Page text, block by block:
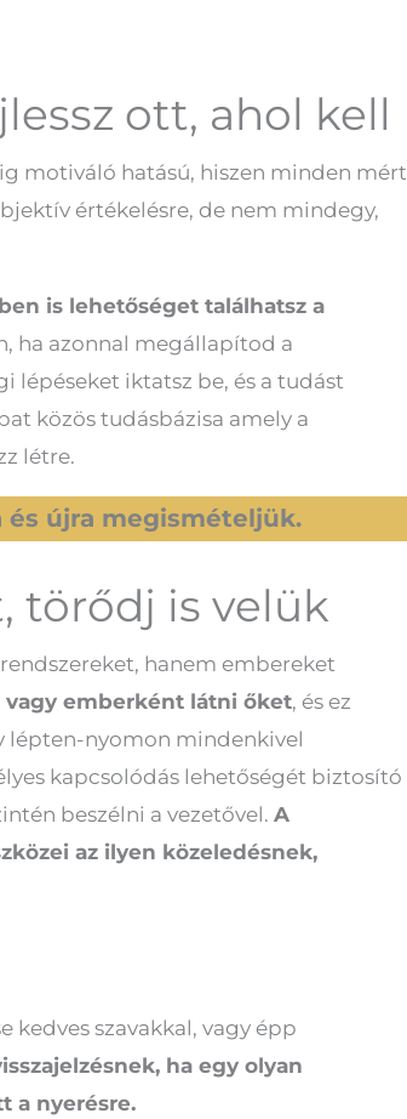
ott, ahol kell
motiváló hatású, hiszen minden mért
értékelésre, de nem mindegy,
is lehetőséget találhatsz a
ha azonnal megállapítod a
lépéseket iktatsz be, és a tudást
közös tudásbázisa amely a
létre.
és újra megismételjük.
törődj is velük
hanem embereket
vagy emberként látni őket, és ez
lépten-nyomon mindenkivel
kapcsolódás lehetőségét biztosító
beszélni a vezetővel.A
az ilyen közeledésnek,
kedves szavakkal, vagy épp
ha egy olyan
a nyerésre.